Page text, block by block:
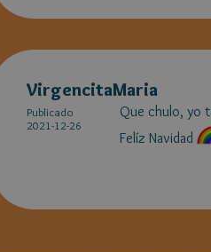
VirgencitaMaria
Publicado
2021-12-26
Que chulo, yo
Felíz Navidad